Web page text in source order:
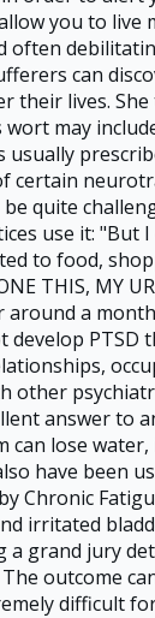
you to
often
can
their lives.
may
usually
certain
quite
use it: "But
to food,
THIS, MY
around a
PTSD
answer to
can lose
have been
Chronic
irritated
a grand jury
outcome
difficult